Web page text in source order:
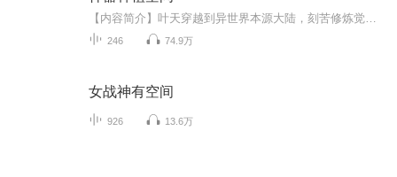
246 74.9万
女战神有空间
926 13.6万